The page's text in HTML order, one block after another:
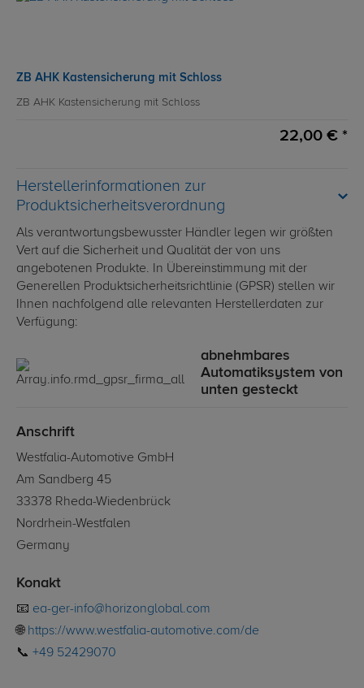
ZB AHK Kastensicherung mit Schloss
ZB AHK Kastensicherung mit Schloss
22,00 € *
Herstellerinformationen zur
Produktsicherheitsverordnung
Als verantwortungsbewusster Händler legen wir größten
Vert auf die Sicherheit und Qualität der von uns
angebotenen Produkte. In Übereinstimmung mit der
Generellen Produktsicherheitsrichtlinie (GPSR) stellen wir
Ihnen nachfolgend alle relevanten Herstellerdaten zur
Verfügung:
abnehmbares
Automatiksystem von
unten gesteckt
Anschrift
Westfalia-Automotive GmbH
Am Sandberg 45
33378 Rheda-Wiedenbrück
Nordrhein-Westfalen
Germany
Konakt
📧 ea-ger-info@horizonglobal.com
🌐 https://www.westfalia-automotive.com/de
📞 +49 52429070